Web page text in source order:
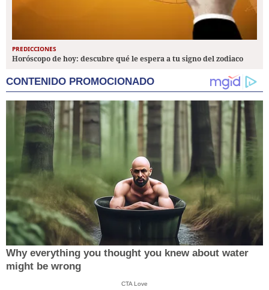
PREDICCIONES
Horóscopo de hoy: descubre qué le espera a tu signo del zodiaco
CONTENIDO PROMOCIONADO
Why everything you thought you knew about water
might be wrong
CTA Love